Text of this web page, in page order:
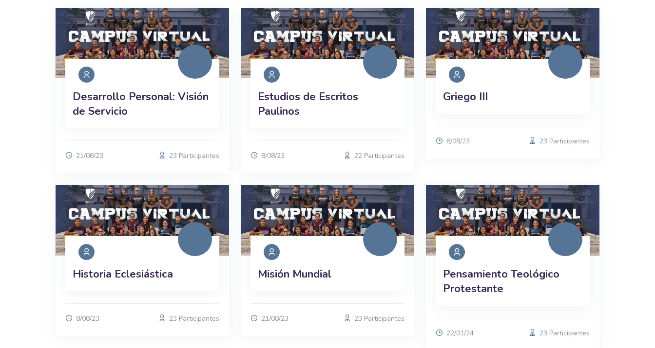
Desarrollo Personal: Visión
de Servicio
21/08/23 23 Participantes
Estudios de Escritos
Paulinos
8/08/23 22 Participantes
Griego III
8/08/23 23 Participantes
Historia Eclesiástica
8/08/23 23 Participantes
Misión Mundial
21/08/23 23 Participantes
Pensamiento Teológico
Protestante
22/01/24 23 Participantes